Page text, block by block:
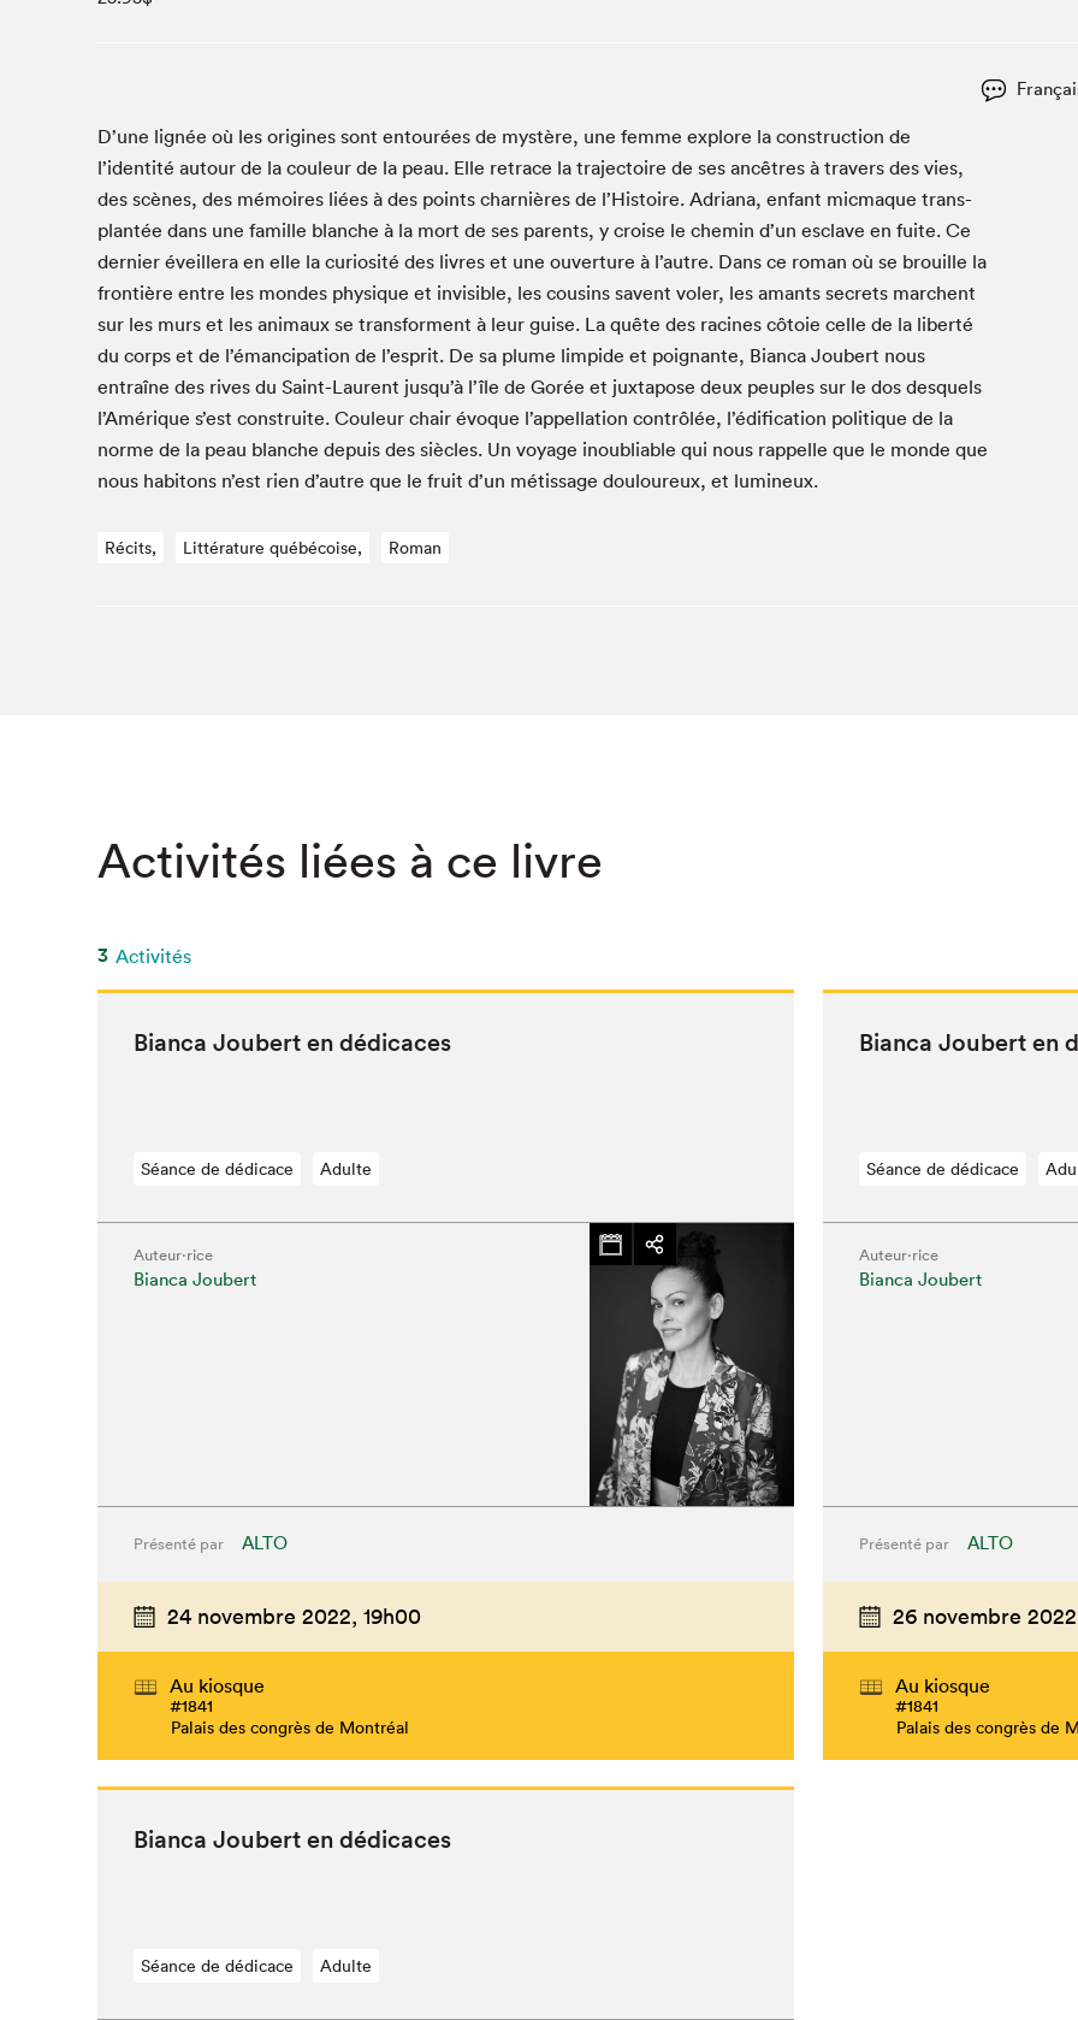
Espace Lis-moi MTL (12-18 ans)
La Maison des libraires
Le grand jeu de lecture à voix haute du Salon
Liseur Public
Espace Montréal-Nord
Vitrine du Festival littéraire international Metropolis
bleu
Tapis rouge des écrivain·e·s
La lecture en cadeau
Zone Manga
L'Aparté
La Grande tournée de Bologne (Coin de survie des
SLM PRO
Espace jeunesse Desjardins
Archives
SLM 2021
D’une lignée où les orig­ines sont entourées de mys­tère, une femme explore la con­struc­tion de
l’identité autour de la couleur de la peau. Elle retrace la tra­jec­toire de ses ancêtres à tra­vers des vies,
des scènes, des mémoires liées à des points charnières de l’Histoire. Adri­ana, enfant mic­maque trans­
plan­tée dans une famille blanche à la mort de ses par­ents, y croise le chemin d’un esclave en fuite. Ce
dernier éveillera en elle la curiosité des livres et une ouver­ture à l’autre. Dans ce roman où se brouille la
fron­tière entre les mon­des physique et invis­i­ble, les cousins savent vol­er, les amants secrets marchent
sur les murs et les ani­maux se trans­for­ment à leur guise. La quête des racines côtoie celle de la lib­erté
du corps et de l’émancipation de l’esprit. De sa plume limpi­de et poignante, Bian­ca Jou­bert nous
entraîne des rives du Saint-Lau­rent jusqu’à l’île de Gorée et jux­ta­pose deux peu­ples sur le dos desquels
l’Amérique s’est con­stru­ite. Couleur chair évoque l’appellation con­trôlée, l’édification poli­tique de la
norme de la peau blanche depuis des siè­cles. Un voy­age inou­bli­able qui nous rap­pelle que le monde que
nous habitons n’est rien d’autre que le fruit d’un métis­sage douloureux, et lumineux.
Récits, Littérature québécoise, Roman
Activités liées à ce livre
3 Activités
Bian­ca Jou­bert en dédicaces
Séance de dédicace Adulte
Auteur·rice
Bianca Joubert
Présenté par ALTO
24 novembre 2022, 19h00
Au kiosque
#1841
Palais des congrès de Montréal
Bian­ca Jou­bert en
Séance de dédicace
Auteur·rice
Bianca Joubert
Présenté par ALTO
26 novembre
Au kiosque
#1841
Palais des congrès de
Bian­ca Jou­bert en dédicaces
Séance de dédicace Adulte